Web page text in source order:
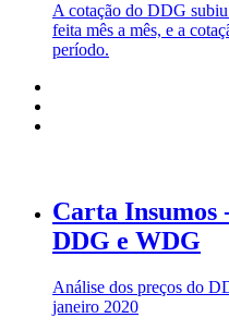
A cotação do DDG
feita mês a mês, e a
período.
Carta Insumos
DDG e WDG
Análise dos preços do
janeiro 2020